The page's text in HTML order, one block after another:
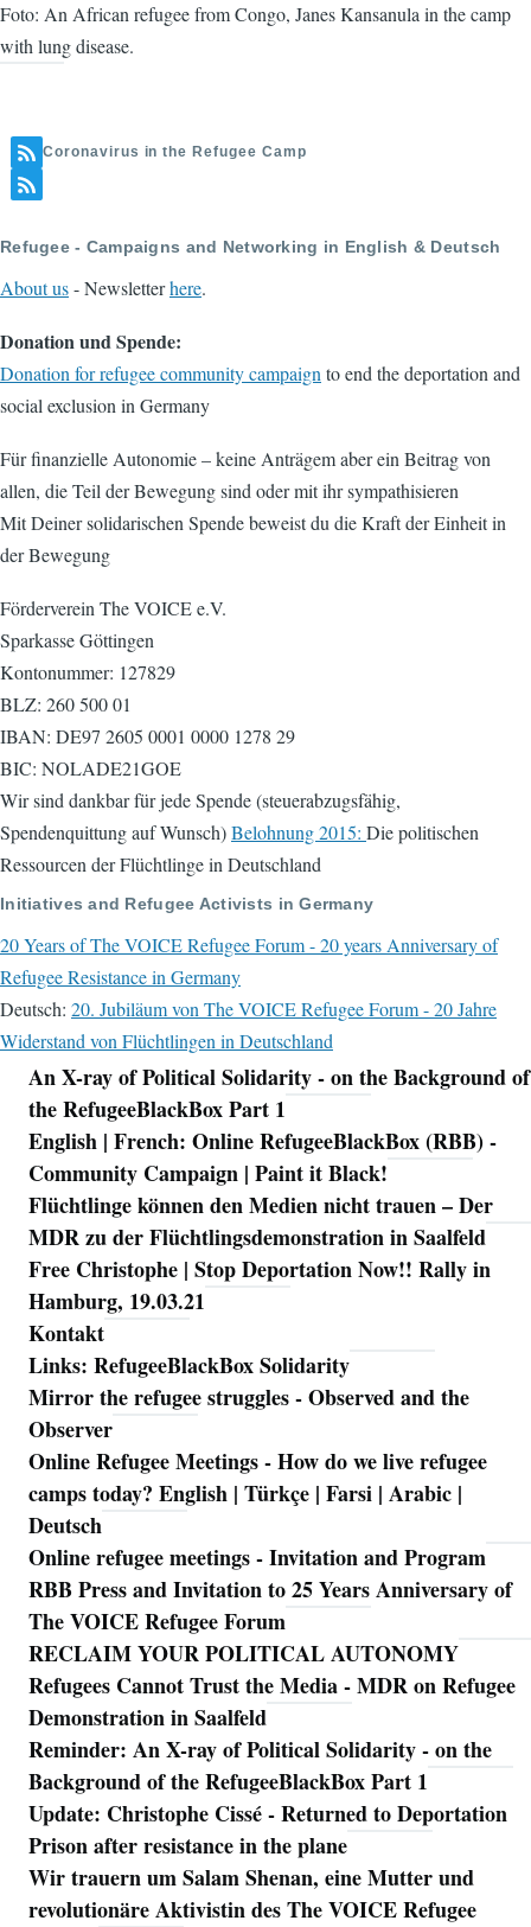
Foto: An African refugee from Congo, Janes Kansanula in the camp
with lung disease.
Coronavirus in the Refugee Camp
Refugee - Campaigns and Networking in English & Deutsch
About us- Newsletterhere.
Donation und Spende:
Donation for refugee community campaign to end the deportation and
social exclusion in Germany
Für finanzielle Autonomie – keine Anträgem aber ein Beitrag von
allen, die Teil der Bewegung sind oder mit ihr sympathisieren
Mit Deiner solidarischen Spende beweist du die Kraft der Einheit in
der Bewegung
Förderverein The VOICE e.V.
Sparkasse Göttingen
Kontonummer: 127829
BLZ: 260 500 01
IBAN: DE97 2605 0001 0000 1278 29
BIC: NOLADE21GOE
Wir sind dankbar für jede Spende (steuerabzugsfähig,
Spendenquittung auf Wunsch)Belohnung 2015: Die politischen
Ressourcen der Flüchtlinge in Deutschland
Initiatives and Refugee Activists in Germany
20 Years of The VOICE Refugee Forum - 20 years Anniversary of
Refugee Resistance in Germany
Deutsch: 20. Jubiläum von The VOICE Refugee Forum - 20 Jahre
Widerstand von Flüchtlingen in Deutschland
Navigation
An X-ray of Political Solidarity - on the Background of
the RefugeeBlackBox Part 1
English | French: Online RefugeeBlackBox (RBB) -
Community Campaign | Paint it Black!
Flüchtlinge können den Medien nicht trauen – Der
MDR zu der Flüchtlingsdemonstration in Saalfeld
Free Christophe | Stop Deportation Now!! Rally in
Hamburg, 19.03.21
Kontakt
Links: RefugeeBlackBox Solidarity
Mirror the refugee struggles - Observed and the
Observer
Online Refugee Meetings - How do we live refugee
camps today? English | Türkçe | Farsi | Arabic |
Deutsch
Online refugee meetings - Invitation and Program
RBB Press and Invitation to 25 Years Anniversary of
The VOICE Refugee Forum
RECLAIM YOUR POLITICAL AUTONOMY
Refugees Cannot Trust the Media - MDR on Refugee
Demonstration in Saalfeld
Reminder: An X-ray of Political Solidarity - on the
Background of the RefugeeBlackBox Part 1
Update: Christophe Cissé - Returned to Deportation
Prison after resistance in the plane
Wir trauern um Salam Shenan, eine Mutter und
revolutionäre Aktivistin des The VOICE Refugee